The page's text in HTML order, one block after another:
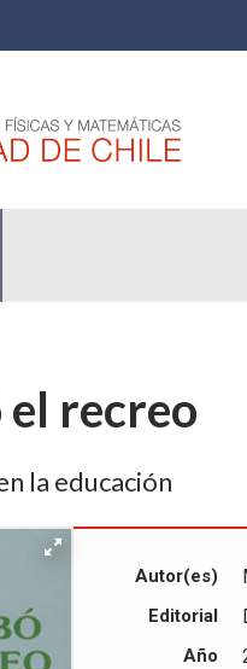
el recreo
la educación
Autor(es)
Editorial
Año